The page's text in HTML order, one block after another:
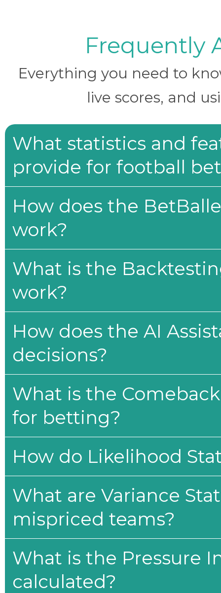
Frequently
Everything you need to
live scores, and
What statistics and
provide for football
How does the
work?
What is the
work?
How does the AI
decisions?
What is the
for betting?
How do Likelihood
What are Variance
mispriced teams?
What is the Pressure
calculated?